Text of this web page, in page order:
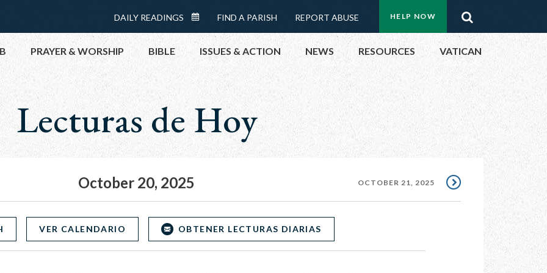
Menu:
Top
Buttons
HELP NOW
Menu:
Top
DAILY READINGS
READINGS
CALENDAR
FIND A PARISH REPORT ABUSE
PRAYER & WORSHIP BIBLE ISSUES & ACTION
HELP NOW
TAKE ACTION
CONTACT PUBLIC OFFICIALS
NEWS RESOURCES VATICAN
Lecturas de Hoy
October 20, 2025 OCTOBER 21, 2025
VER CALENDARIO OBTENER LECTURAS DIARIAS